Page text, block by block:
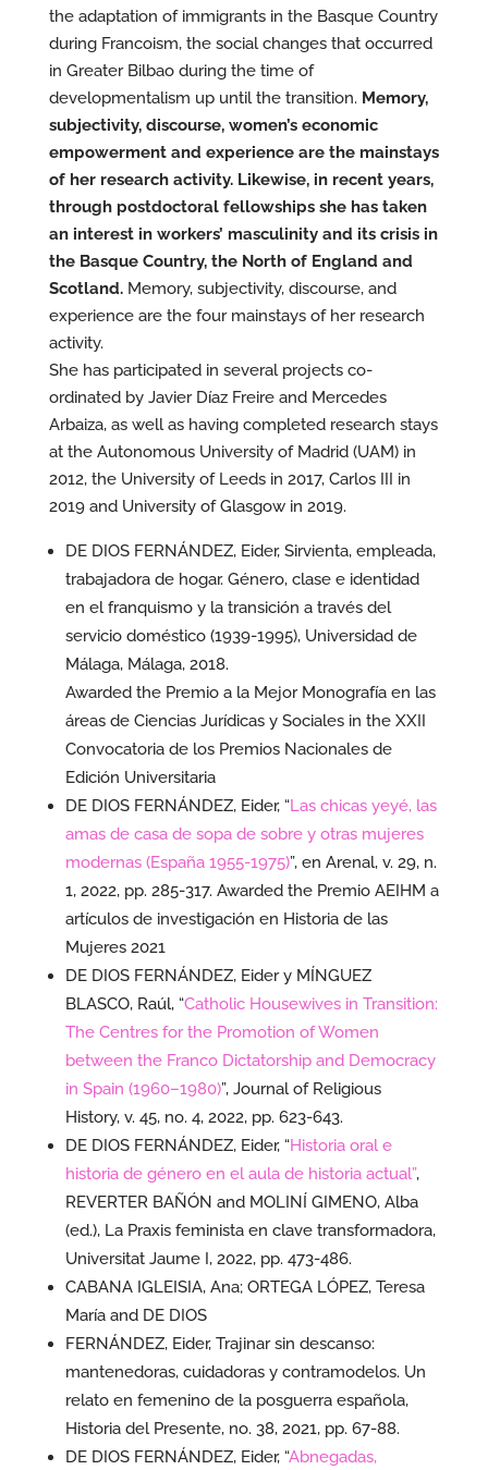
the adaptation of immigrants in the Basque Country
during Francoism, the social changes that occurred
in Greater Bilbao during the time of
developmentalism up until the transition. Memory,
subjectivity, discourse, women’s economic
empowerment and experience are the mainstays
of her research activity. Likewise, in recent years,
through postdoctoral fellowships she has taken
an interest in workers’ masculinity and its crisis in
the Basque Country, the North of England and
Scotland.Memory, subjectivity, discourse, and
experience are the four mainstays of her research
activity.
She has participated in several projects co-
ordinated by Javier Díaz Freire and Mercedes
Arbaiza, as well as having completed research stays
at the Autonomous University of Madrid (UAM) in
2012, the University of Leeds in 2017, Carlos III in
2019 and University of Glasgow in 2019.
DE DIOS FERNÁNDEZ, Eider, Sirvienta, empleada,
trabajadora de hogar. Género, clase e identidad
en el franquismo y la transición a través del
servicio doméstico (1939-1995), Universidad de
Málaga, Málaga, 2018.
Awarded the Premio a la Mejor Monografía en las
áreas de Ciencias Jurídicas y Sociales in the XXII
Convocatoria de los Premios Nacionales de
Edición Universitaria
DE DIOS FERNÁNDEZ, Eider, “Las chicas yeyé, las
amas de casa de sopa de sobre y otras mujeres
modernas (España 1955-1975)”, en Arenal, v. 29, n.
1, 2022, pp. 285-317. Awarded the Premio AEIHM a
artículos de investigación en Historia de las
Mujeres 2021
DE DIOS FERNÁNDEZ, Eider y MÍNGUEZ
BLASCO, Raúl, “Catholic Housewives in Transition:
The Centres for the Promotion of Women
between the Franco Dictatorship and Democracy
in Spain (1960–1980)”, Journal of Religious
History, v. 45, no. 4, 2022, pp. 623-643.
DE DIOS FERNÁNDEZ, Eider, “Historia oral e
historia de género en el aula de historia actual”,
REVERTER BAÑÓN and MOLINÍ GIMENO, Alba
(ed.), La Praxis feminista en clave transformadora,
Universitat Jaume I, 2022, pp. 473-486.
CABANA IGLEISIA, Ana; ORTEGA LÓPEZ, Teresa
María and DE DIOS
FERNÁNDEZ, Eider, Trajinar sin descanso:
mantenedoras, cuidadoras y contramodelos. Un
relato en femenino de la posguerra española,
Historia del Presente, no. 38, 2021, pp. 67-88.
DE DIOS FERNÁNDEZ, Eider, “Abnegadas,